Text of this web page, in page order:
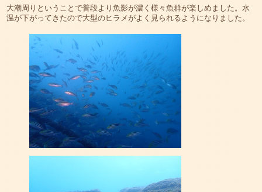
大潮周りということで普段より魚影が濃く様々魚群が楽しめました。水
温が下がってきたので大型のヒラメがよく見られるようになりました。